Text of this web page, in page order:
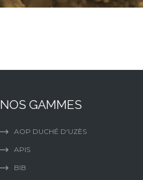
NOS GAMMES
AOP DUCHÉ D'UZÈS
APIS
BIB